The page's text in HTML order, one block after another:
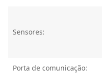
Sensores:
Porta de comunicação: